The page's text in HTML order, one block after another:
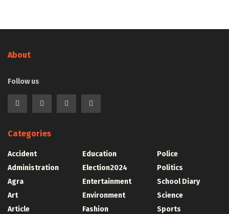
About
Follow us
Categories
Accident
Administration
Agra
Art
Article
Education
Election2024
Entertainment
Environment
Fashion
Police
Politics
School Diary
Science
Sports